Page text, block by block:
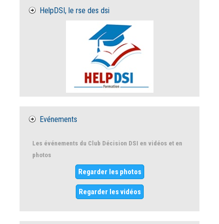
HelpDSI, le rse des dsi
Evénements
Les événements du Club Décision DSI en vidéos et en
photos
Regarder les photos
Regarder les vidéos